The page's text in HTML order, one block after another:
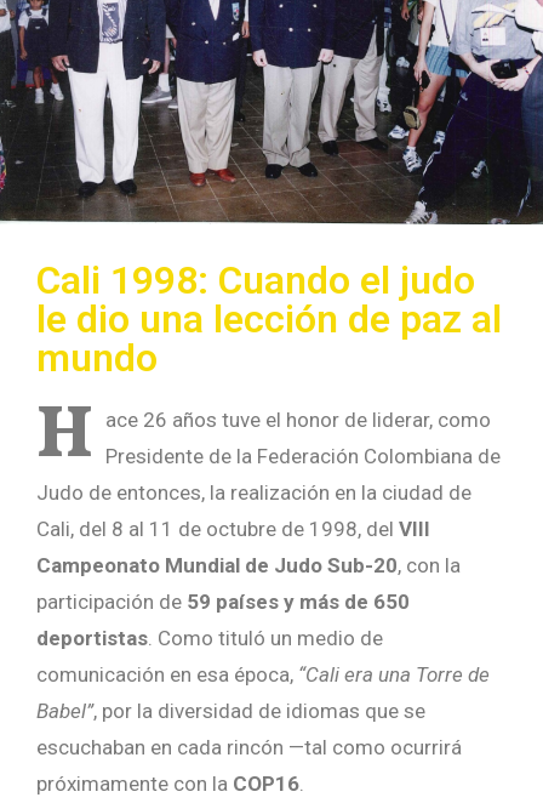
Cali 1998: Cuando el judo
le dio una lección de paz al
mundo
H
ace 26 años tuve el honor de liderar, como
Presidente de la Federación Colombiana de
Judo de entonces, la realización en la ciudad de
Cali, del 8 al 11 de octubre de 1998, del VIII
Campeonato Mundial de Judo Sub-20, con la
participación de 59 países y más de 650
deportistas . Como tituló un medio de
comunicación en esa época, “Cali era una Torre de
Babel”, por la diversidad de idiomas que se
escuchaban en cada rincón —tal como ocurrirá
próximamente con la COP16